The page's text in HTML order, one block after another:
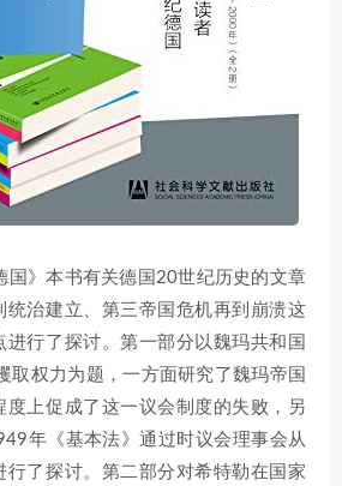
国》本书有关德国20世纪历史的文章
统治建立、第三帝国危机再到崩溃这
进行了探讨。第一部分以魏玛共和国
取权力为题，一方面研究了魏玛帝国
度上促成了这一议会制度的失败，另
年《基本法》通过时议会理事会从
行了探讨。第二部分对希特勒在国家